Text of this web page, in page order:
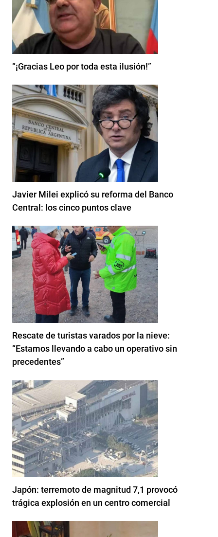
“¡Gracias Leo por toda esta ilusión!”
Javier Milei explicó su reforma del Banco
Central: los cinco puntos clave
Rescate de turistas varados por la nieve:
“Estamos llevando a cabo un operativo sin
precedentes”
Japón: terremoto de magnitud 7,1 provocó
trágica explosión en un centro comercial